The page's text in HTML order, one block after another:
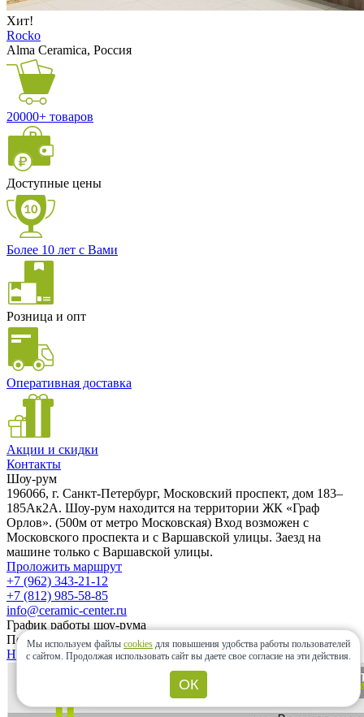
Хит!
Rocko
Alma Ceramica, Россия
20000+ товаров
Доступные цены
Более 10 лет с Вами
Розница и опт
Оперативная доставка
Акции и скидки
Контакты
Шоу-рум
196066, г. Санкт-Петербург, Московский проспект, дом 183–
185Ак2А. Шоу-рум находится на территории ЖК «Граф
Орлов». (500м от метро Московская) Вход возможен с
Московского проспекта и с Варшавской улицы. Заезд на
машине только с Варшавской улицы.
Проложить маршрут
+7 (962) 343-21-12
+7 (812) 985-58-85
info@ceramic-center.ru
График работы шоу-рума
Понедельник — Воскресенье: с 10.00 до 20.00
Найти шоу-рум быстро
Мы используем файлы cookies для повышения удобства работы пользователей
с сайтом. Продолжая использовать сайт вы даете свое согласие на эти действия.
ОК